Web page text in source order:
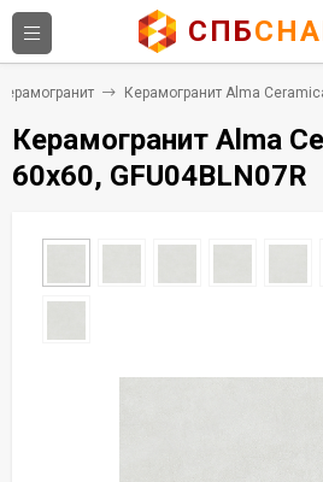
СПБ
Керамогранит Alma
Керамогранит Alma
60x60, GFU04BLN07R